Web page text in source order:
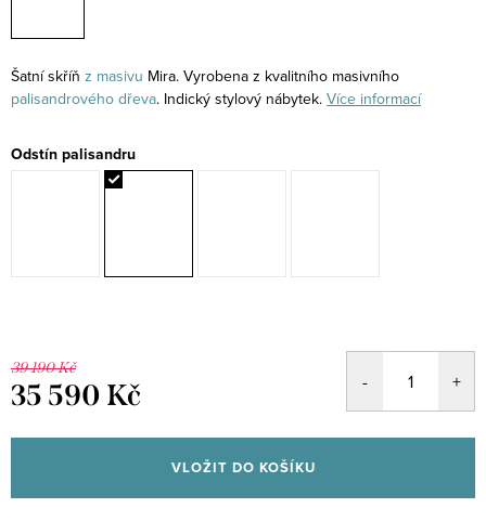
Šatní skříň z masivu Mira. Vyrobena z kvalitního masivního
palisandrového dřeva. Indický stylový nábytek. Více informací
Odstín palisandru
39 190 Kč
35 590 Kč
cena:
VLOŽIT DO KOŠÍKU